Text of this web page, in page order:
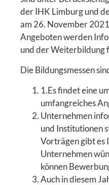
der IHK Limburg und
am 26. November
Angeboten werden
und der Weiterbildung
Die Bildungsmessen
1.Es findet eine
umfangreiches
Unternehmen
und Institutionen
Vorträgen gibt es
Unternehmen
können
Auch in diesem